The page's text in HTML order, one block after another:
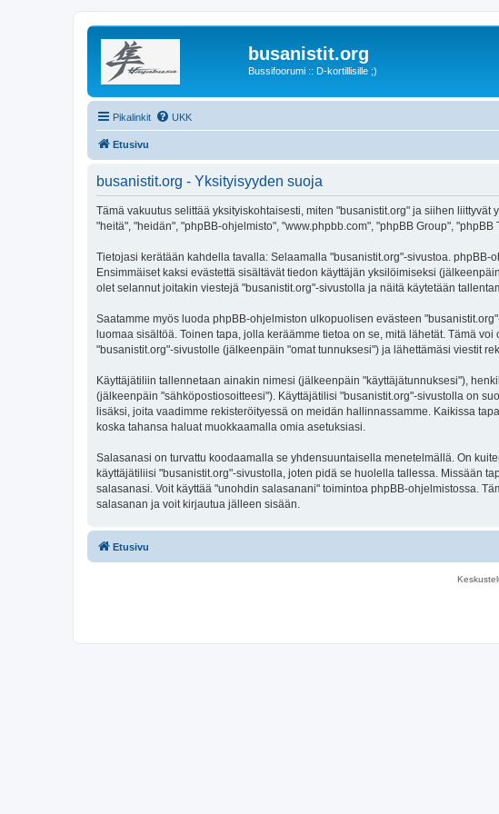
busanistit.org
Bussifoorumi :: D-kortillisille ;)
Pikalinkit UKK
Etusivu
busanistit.org - Yksityisyyden suoja
Tämä vakuutus selittää yksityiskohtaisesti, miten "busanistit.org" ja siihen
"heitä", "heidän", "phpBB-ohjelmisto", "www.phpbb.com", "phpBB Group",
Tietojasi kerätään kahdella tavalla: Selaamalla "busanistit.org"-sivustoa.
Ensimmäiset kaksi evästettä sisältävät tiedon käyttäjän yksilöimiseksi
olet selannut joitakin viestejä "busanistit.org"-sivustolla ja näitä käytetään
Saatamme myös luoda phpBB-ohjelmiston ulkopuolisen evästeen
luomaa sisältöä. Toinen tapa, jolla keräämme tietoa on se, mitä lähetät. Tämä
"busanistit.org"-sivustolle (jälkeenpäin "omat tunnuksesi") ja lähettämäsi viestit
Käyttäjätiliin tallennetaan ainakin nimesi (jälkeenpäin "käyttäjätunnuksesi"),
(jälkeenpäin "sähköpostiosoitteesi"). Käyttäjätilisi "busanistit.org"-sivustolla on
lisäksi, joita vaadimme rekisteröityessä on meidän hallinnassamme. Kaikissa
koska tahansa haluat muokkaamalla omia asetuksiasi.
Salasanasi on turvattu koodaamalla se yhdensuuntaisella menetelmällä. On
käyttäjätiliisi "busanistit.org"-sivustolla, joten pidä se huolella tallessa. Missään
salasanasi. Voit käyttää "unohdin salasanani" toimintoa phpBB-ohjelmistossa.
salasanan ja voit kirjautua jälleen sisään.
Etusivu